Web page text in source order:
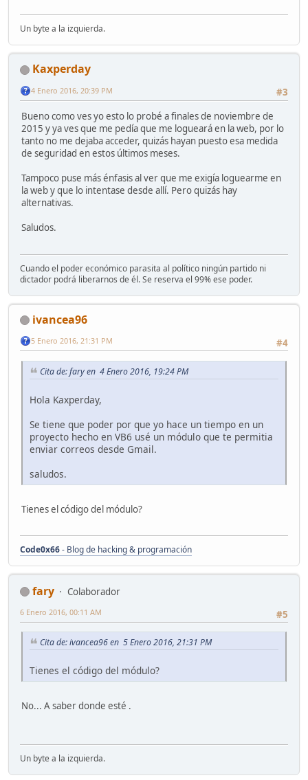
Un byte a la izquierda.
Kaxperday
#3
4 Enero 2016, 20:39 PM
Bueno como ves yo esto lo probé a finales de noviembre de
2015 y ya ves que me pedía que me logueará en la web, por lo
tanto no me dejaba acceder, quizás hayan puesto esa medida
de seguridad en estos últimos meses.
Tampoco puse más énfasis al ver que me exigía loguearme en
la web y que lo intentase desde allí. Pero quizás hay
alternativas.
Saludos.
Cuando el poder económico parasita al político ningún partido ni
dictador podrá liberarnos de él. Se reserva el 99% ese poder.
ivancea96
#4
5 Enero 2016, 21:31 PM
Cita de: fary en 4 Enero 2016, 19:24 PM
Hola Kaxperday,
Se tiene que poder por que yo hace un tiempo en un
proyecto hecho en VB6 usé un módulo que te permitia
enviar correos desde Gmail.
saludos.
Tienes el código del módulo?
Code0x66- Blog de hacking & programación
fary
Colaborador
#5
6 Enero 2016, 00:11 AM
Cita de: ivancea96 en 5 Enero 2016, 21:31 PM
Tienes el código del módulo?
No... A saber donde esté .
Un byte a la izquierda.